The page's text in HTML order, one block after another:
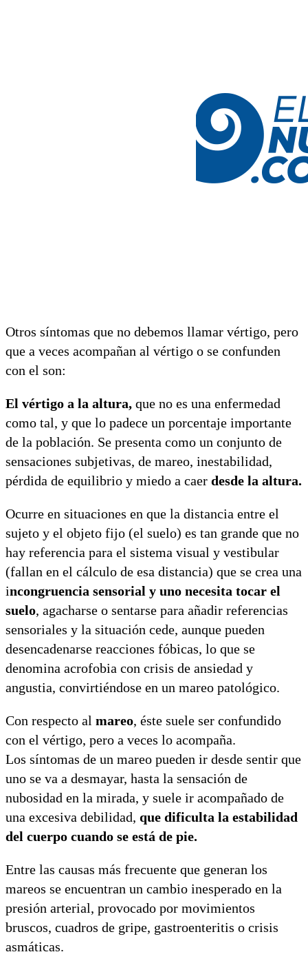
Otros síntomas que no debemos llamar vértigo, pero
que a veces acompañan al vértigo o se confunden
con el son:
El vértigo a la altura, que no es una enfermedad
como tal, y que lo padece un porcentaje importante
de la población. Se presenta como un conjunto de
sensaciones subjetivas, de mareo, inestabilidad,
pérdida de equilibrio y miedo a caer desde la altura.
Ocurre en situaciones en que la distancia entre el
sujeto y el objeto fijo (el suelo) es tan grande que no
hay referencia para el sistema visual y vestibular
(fallan en el cálculo de esa distancia) que se crea una
incongruencia sensorial y uno necesita tocar el
suelo, agacharse o sentarse para añadir referencias
sensoriales y la situación cede, aunque pueden
desencadenarse reacciones fóbicas, lo que se
denomina acrofobia con crisis de ansiedad y
angustia, convirtiéndose en un mareo patológico.
Con respecto al mareo, éste suele ser confundido
con el vértigo, pero a veces lo acompaña.
Los síntomas de un mareo pueden ir desde sentir que
uno se va a desmayar, hasta la sensación de
nubosidad en la mirada, y suele ir acompañado de
una excesiva debilidad, que dificulta la estabilidad
del cuerpo cuando se está de pie.
Entre las causas más frecuente que generan los
mareos se encuentran un cambio inesperado en la
presión arterial, provocado por movimientos
bruscos, cuadros de gripe, gastroenteritis o crisis
asmáticas.